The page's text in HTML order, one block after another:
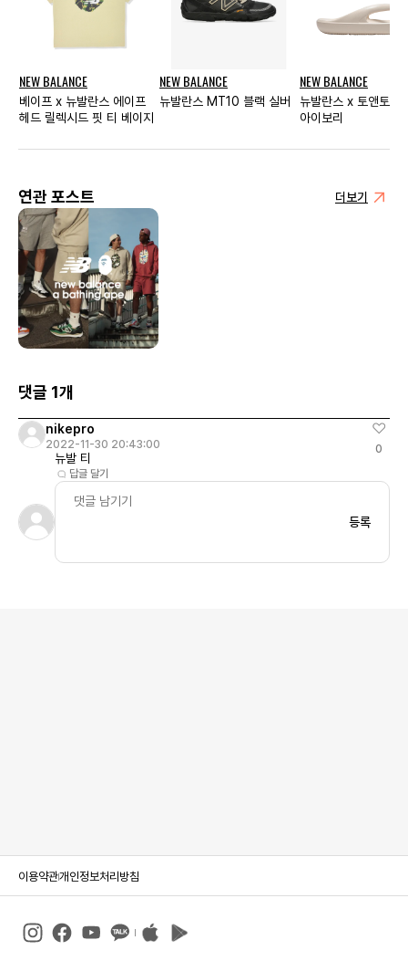
NEW BALANCE
베이프 x 뉴발란스 에이프
헤드 릴렉시드 핏 티 베이지
NEW BALANCE
뉴발란스 MT10 블랙 실버
NEW BALANCE
뉴발란스 x 토앤토 플
아이보리
연관 포스트 더보기
댓글 1개
nikepro
2022-11-30 20:43:00
뉴발 티
답글 달기
0
등록
이용약관개인정보처리방침